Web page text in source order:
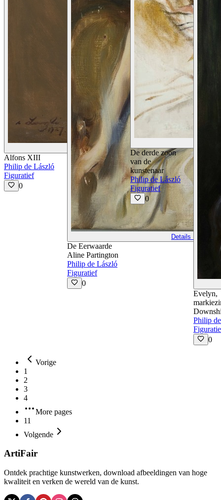
Details Bekijken
Alfons XIII
Philip de László
Figuratief
0
Details Bekijken
De Eerwaarde
Aline Partington
Philip de László
Figuratief
0
De derde zoon
van de
kunstenaar
Philip de László
Figuratief
0
Evelyn,
Philip
0
Vorige
1
2
3
4
More pages
11
Volgende
ArtiFair
Ontdek prachtige kunstwerken, download afbeeldingen van hoge
kwaliteit en verken de wereld van de kunst.